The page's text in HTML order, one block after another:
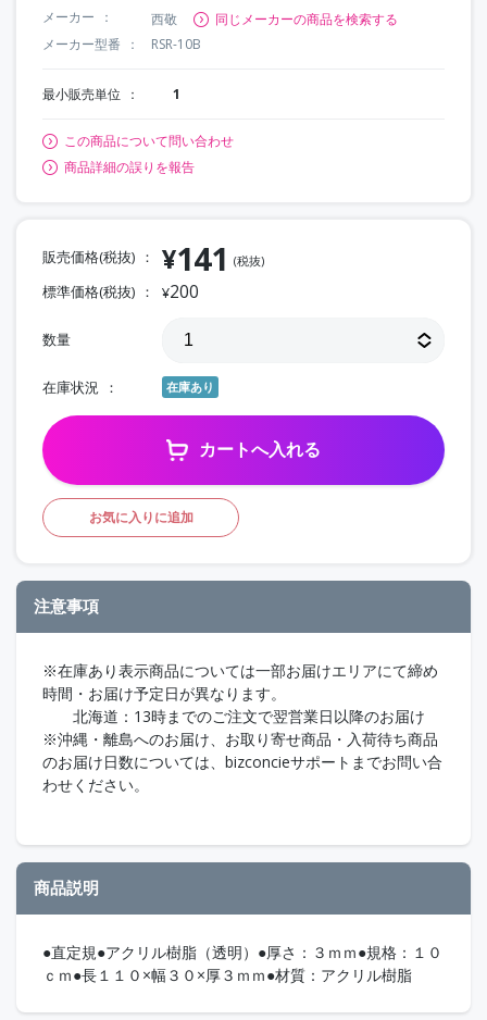
メーカー 西敬
同じメーカーの商品を検索する
メーカー型番
RSR-10B
最小販売単位 1
この商品について問い合わせ
商品詳細の誤りを報告
販売価格(税抜) ¥141 (税抜)
標準価格(税抜) ¥200
数量
在庫状況 在庫あり
カートへ入れる
お気に入りに追加
注意事項
※在庫あり表示商品については一部お届けエリアにて締め
時間・お届け予定日が異なります。
北海道：13時までのご注文で翌営業日以降のお届け
※沖縄・離島へのお届け、お取り寄せ商品・入荷待ち商品
のお届け日数については、bizconcieサポートまでお問い合
わせください。
商品説明
●直定規●アクリル樹脂（透明）●厚さ：３ｍｍ●規格：１０
ｃｍ●長１１０×幅３０×厚３ｍｍ●材質：アクリル樹脂